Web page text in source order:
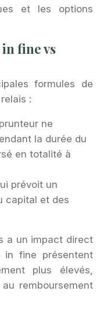
et les options
fine vs
formules de
:
ne
la durée du
en totalité à
prévoit un
capital et des
a un impact direct
fine présentent
plus élevés,
remboursement